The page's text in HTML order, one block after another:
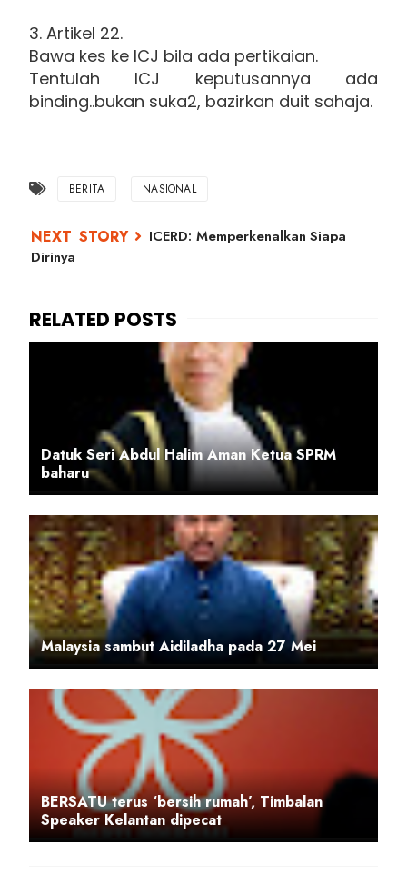
3. Artikel 22.
Bawa kes ke ICJ bila ada pertikaian.
Tentulah ICJ keputusannya ada
binding..bukan suka2, bazirkan duit sahaja.
BERITA NASIONAL
ICERD: Memperkenalkan Siapa
Dirinya
Datuk Seri Abdul Halim Aman Ketua SPRM
baharu
Malaysia sambut Aidiladha pada 27 Mei
BERSATU terus ‘bersih rumah’, Timbalan
Speaker Kelantan dipecat